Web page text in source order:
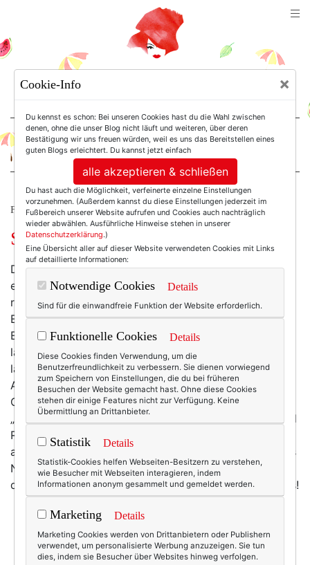
For Women. Not Girls.
FRISCH KOLUMNISIERT.
Stilistischer Albtrump.
Die USA haben gewählt und sich selbst und der Welt
einen neuen Präsidenten beschert, der auch stilistisch
reichlich frischen Wind ins Weiße Haus bringen dürfte.
Endlich! Mal ehrlich, hing uns die unnachahmliche
Eleganz von Michelle und Barack nicht ohnehin
langsam zum Hals heraus? Waren wir nicht schon
länger gelangweilt von einem First Couple ohne
Affären und Allüren, dafür mit Witz, Charme und
Charisma? Sehnten wir uns nicht alle nach mehr
„Action“ – ganz in der Tradition des guten alten Ronald
Reagan? Und: Endlich müssen wir für den
allabendlichen Politgrusel nicht mehr kostenpflichtiges
Netflix gucken, sondern bekommen House of Cards in
den Öffentlich-Rechtlichen frei Haus. Das ist doch was!
Cookie-Info ×
Du kennst es schon: Bei unseren Cookies hast du die Wahl zwischen
denen, ohne die unser Blog nicht läuft und weiteren, über deren
Bestätigung wir uns freuen würden, weil es uns das Bereitstellen eines
guten Blogs erleichtert. Du kannst jetzt einfach
alle akzeptieren & schließen
Du hast auch die Möglichkeit, verfeinerte einzelne Einstellungen
vorzunehmen. (Außerdem kannst du diese Einstellungen jederzeit im
Fußbereich unserer Website aufrufen und Cookies auch nachträglich
wieder abwählen. Ausführliche Hinweise stehen in unserer
Datenschutzerklärung.)
Eine Übersicht aller auf dieser Website verwendeten Cookies mit Links
auf detaillierte Informationen:
Notwendige Cookies Details
Sind für die einwandfreie Funktion der Website erforderlich.
Funktionelle Cookies Details
Diese Cookies finden Verwendung, um die
Benutzerfreundlichkeit zu verbessern. Sie dienen vorwiegend
zum Speichern von Einstellungen, die du bei früheren
Besuchen der Website gemacht hast. Ohne diese Cookies
stehen dir einige Features nicht zur Verfügung. Keine
Übermittlung an Drittanbieter.
Statistik Details
Statistik-Cookies helfen Webseiten-Besitzern zu verstehen,
wie Besucher mit Webseiten interagieren, indem
Informationen anonym gesammelt und gemeldet werden.
Marketing Details
Marketing Cookies werden von Drittanbietern oder Publishern
verwendet, um personalisierte Werbung anzuzeigen. Sie tun
dies, indem sie Besucher über Websites hinweg verfolgen.